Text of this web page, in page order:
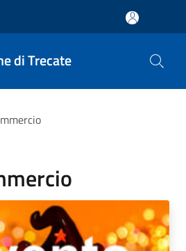
di Trecate